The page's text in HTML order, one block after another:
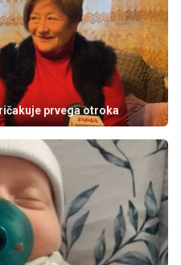
prvega otroka